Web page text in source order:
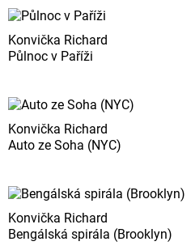
Konvička Richard
Půlnoc v Paříži
Konvička Richard
Auto ze Soha (NYC)
Konvička Richard
Bengálská spirála (Brooklyn)